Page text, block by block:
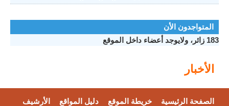
المتواجدون الأن
183 زائر، ولايوجد أعضاء داخل الموقع
الأخبار
الصفحة الرئيسية خريطة الموقع دليل المواقع
الأرشيف